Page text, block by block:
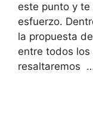
este punto y
esfuerzo.
la propuesta
entre todos
resaltaremos